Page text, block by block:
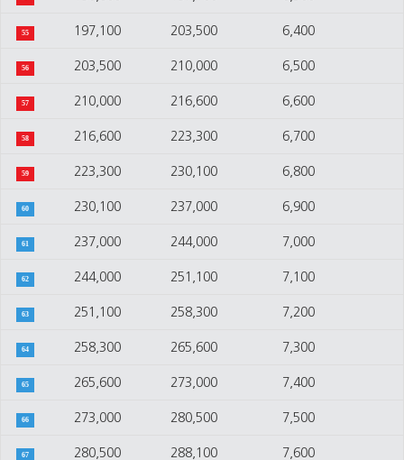
55 197,100 203,500 6,400
56 203,500 210,000 6,500
57 210,000 216,600 6,600
58 216,600 223,300 6,700
59 223,300 230,100 6,800
60 230,100 237,000 6,900
61 237,000 244,000 7,000
62 244,000 251,100 7,100
63 251,100 258,300 7,200
64 258,300 265,600 7,300
65 265,600 273,000 7,400
66 273,000 280,500 7,500
67 280,500 288,100 7,600